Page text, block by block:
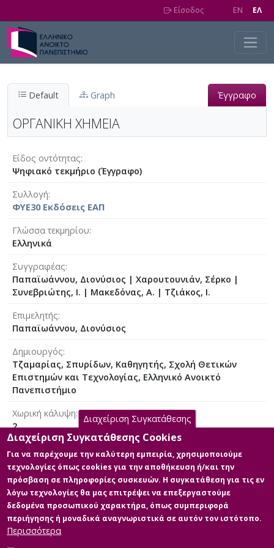
Είσοδος EN EΛ
Default Graph Έγγραφο
ΟΡΓΑΝΙΚΗ ΧΗΜΕΙΑ
Είδος οντότητας
Ψηφιακό τεκμήριο (Έγγραφο)
Συλλογή
ΦΥΕ30 Εκδόσεις ΕΑΠ
Γλώσσα τεκμηρίου
Ελληνικά
Συγγραφέας
Παπαϊωάννου, Διονύσιος | Χαρουτουνιάν, Σέρκο |
Συνεβριώτης, I. | Μακεδόνας, Α. | Τζιάκος, I.
Επιμελητής
Παπαϊωάννου, Διονύσιος
Δημιουργός
Τζαμαρίας, Σπυρίδων, Καθηγητής, Σχολή Θετικών
Επιστημών και Τεχνολογίας, Ελληνικό Ανοικτό
Πανεπιστήμιο
Χωρική κάλυψη
2
Σχετικές απαιτήσεις
Για να δείτε τις βιντεοδιαλέξεις απαιτούνται:
Internet Explorer 5.0 ή μεταγενέστερο Real Player 8 ή
μεταγενέστερο Προτεινόμενη ανάλυση οθόνης: 1024 x
768 ή μεγαλύτερη
Διαχείριση Συγκατάθεσης
Διαχείριση Συγκατάθεσης Cookies
Για να παρέχουμε την καλύτερη εμπειρία, χρησιμοποιούμε
τεχνολογίες όπως cookies για την αποθήκευση ή/και την
πρόσβαση σε πληροφορίες συσκευών. Η συγκατάθεση για τις εν
λόγω τεχνολογίες θα μας επιτρέψει να επεξεργαστούμε
δεδομένα προσωπικού χαρακτήρα, όπως συμπεριφορά
περιήγησης ή μοναδικά αναγνωριστικά σε αυτόν τον ιστότοπο.
Περισσότερα